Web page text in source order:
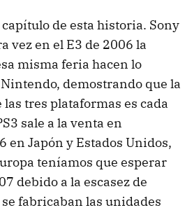
de esta historia. Sony
vez en el E3 de 2006 la
misma feria hacen lo
demostrando que la
tres plataformas es cada
sale a la venta en
en Japón y Estados Unidos,
teníamos que esperar
debido a la escasez de
fabricaban las unidades